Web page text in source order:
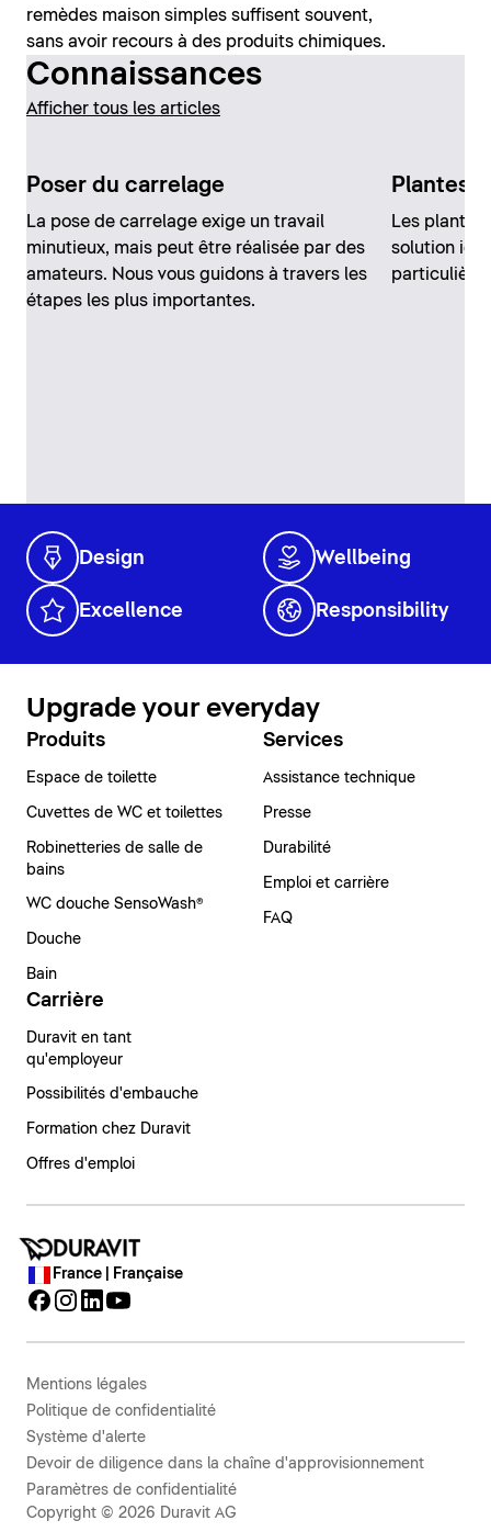
remèdes maison simples suffisent souvent,
sans avoir recours à des produits chimiques.
Connaissances
Afficher tous les articles
Poser du carrelage
La pose de carrelage exige un travail
minutieux, mais peut être réalisée par des
amateurs. Nous vous guidons à travers les
étapes les plus importantes.
Plantes
Les plantes
solution
Design Wellbeing
Excellence Responsibility
Upgrade your everyday
Produits
Espace de toilette
Cuvettes de WC et toilettes
Robinetteries de salle de
bains
WC douche SensoWash®
Douche
Bain
Services
Assistance technique
Presse
Durabilité
Emploi et carrière
FAQ
Carrière
Duravit en tant
qu'employeur
Possibilités d'embauche
Formation chez Duravit
Offres d'emploi
France | Française
Mentions légales
Politique de confidentialité
Système d'alerte
Devoir de diligence dans la chaîne d'approvisionnement
Paramètres de confidentialité
Copyright © 2026 Duravit AG